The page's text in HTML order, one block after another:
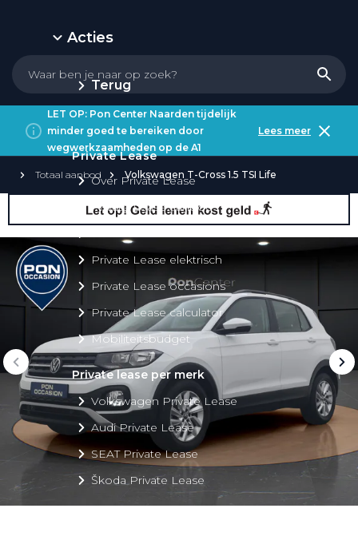
Acties
Terug
Private Lease
Over Private Lease
Private Lease aanbod
Private Lease elektrisch
Private Lease occasions
Private Lease calculator
Mobiliteitsbudget
Private lease per merk
Volkswagen Private Lease
Audi Private Lease
SEAT Private Lease
Škoda Private Lease
LET OP: Pon Center Naarden tijdelijk
minder goed te bereiken door
wegwerkzaamheden op de A1
Lees meer
Totaal aanbod Volkswagen T-Cross 1.5 TSI Life